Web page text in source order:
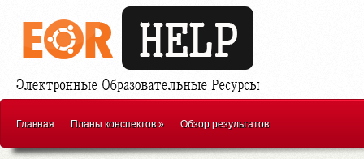
Главная Планы конспектов» Обзор результатов